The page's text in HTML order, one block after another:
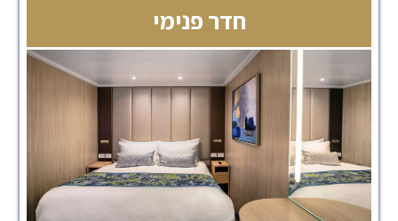
חדר פנימי